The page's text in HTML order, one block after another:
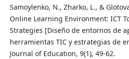
Samoylenko, N., Zharko, L., &
Online Learning Environment: ICT
Strategies [Diseño de entornos de
herramientas TIC y estrategias de
Journal of Education, 9(1), 49-62.